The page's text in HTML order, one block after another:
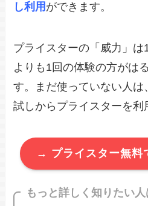
し利用 ができます。
プライスターの「威力」は
よりも1回の体験の方がは
す。まだ使っていない人
試しからプライスターを利
→ プライスター無料
もっと詳しく知りたい